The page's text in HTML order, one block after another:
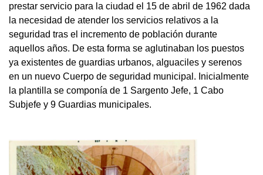
prestar servicio para la ciudad el 15 de abril de 1962 dada
la necesidad de atender los servicios relativos a la
seguridad tras el incremento de población durante
aquellos años. De esta forma se aglutinaban los puestos
ya existentes de guardias urbanos, alguaciles y serenos
en un nuevo Cuerpo de seguridad municipal. Inicialmente
la plantilla se componía de 1 Sargento Jefe, 1 Cabo
Subjefe y 9 Guardias municipales.